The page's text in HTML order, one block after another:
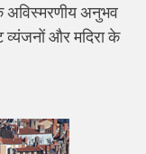
अविस्मरणीय अनुभव
और मदिरा के